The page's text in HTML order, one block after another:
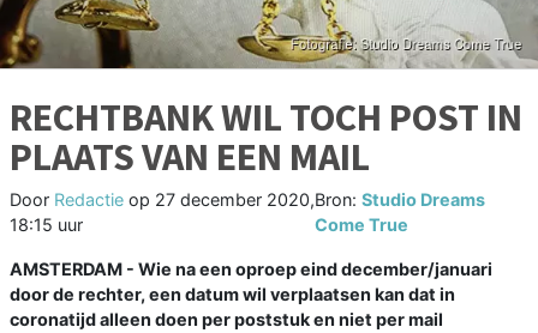
RECHTBANK WIL TOCH POST IN
PLAATS VAN EEN MAIL
Door Redactie op 27 december 2020,
18:15 uur
Bron:Studio Dreams
Come True
AMSTERDAM - Wie na een oproep eind december/januari
door de rechter, een datum wil verplaatsen kan dat in
coronatijd alleen doen per poststuk en niet per mail